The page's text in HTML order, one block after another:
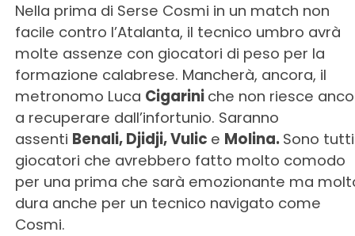
Nella prima di Serse Cosmi in un match non
facile contro l’Atalanta, il tecnico umbro avrà
molte assenze con giocatori di peso per la
formazione calabrese. Mancherà, ancora, il
metronomo Luca Cigarini che non riesce
a recuperare dall’infortunio. Saranno
assenti Benali, Djidji, Vulic e Molina. Sono tutti
giocatori che avrebbero fatto molto comodo
per una prima che sarà emozionante ma
dura anche per un tecnico navigato come
Cosmi.